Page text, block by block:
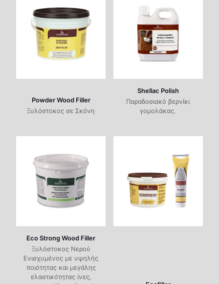
Powder Wood Filler
Ξυλόστοκος σε Σκόνη
Shellac Polish
Παραδοσιακό βερνίκι
γομολάκας.
Eco Strong Wood Filler
Ξυλόστοκος Νερού
Ενισχυμένος με υψηλής
ποιότητας και μεγάλης
ελαστικότητας ίνες,